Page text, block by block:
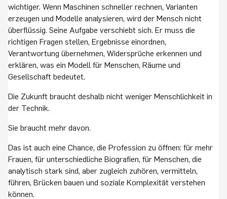
wichtiger. Wenn Maschinen schneller rechnen, Varianten
erzeugen und Modelle analysieren, wird der Mensch nicht
überflüssig. Seine Aufgabe verschiebt sich. Er muss die
richtigen Fragen stellen, Ergebnisse einordnen,
Verantwortung übernehmen, Widersprüche erkennen und
erklären, was ein Modell für Menschen, Räume und
Gesellschaft bedeutet.
Die Zukunft braucht deshalb nicht weniger Menschlichkeit in
der Technik.
Sie braucht mehr davon.
Das ist auch eine Chance, die Profession zu öffnen: für mehr
Frauen, für unterschiedliche Biografien, für Menschen, die
analytisch stark sind, aber zugleich zuhören, vermitteln,
führen, Brücken bauen und soziale Komplexität verstehen
können.